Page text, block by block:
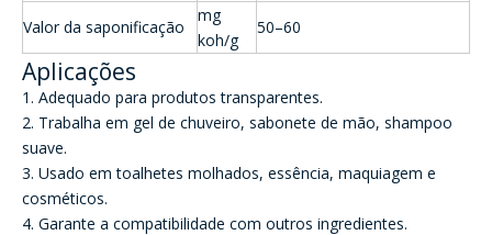
Valor da saponificação
mg
koh/g
50–60
Aplicações
1. Adequado para produtos transparentes.
2. Trabalha em gel de chuveiro, sabonete de mão, shampoo
suave.
3. Usado em toalhetes molhados, essência, maquiagem e
cosméticos.
4. Garante a compatibilidade com outros ingredientes.